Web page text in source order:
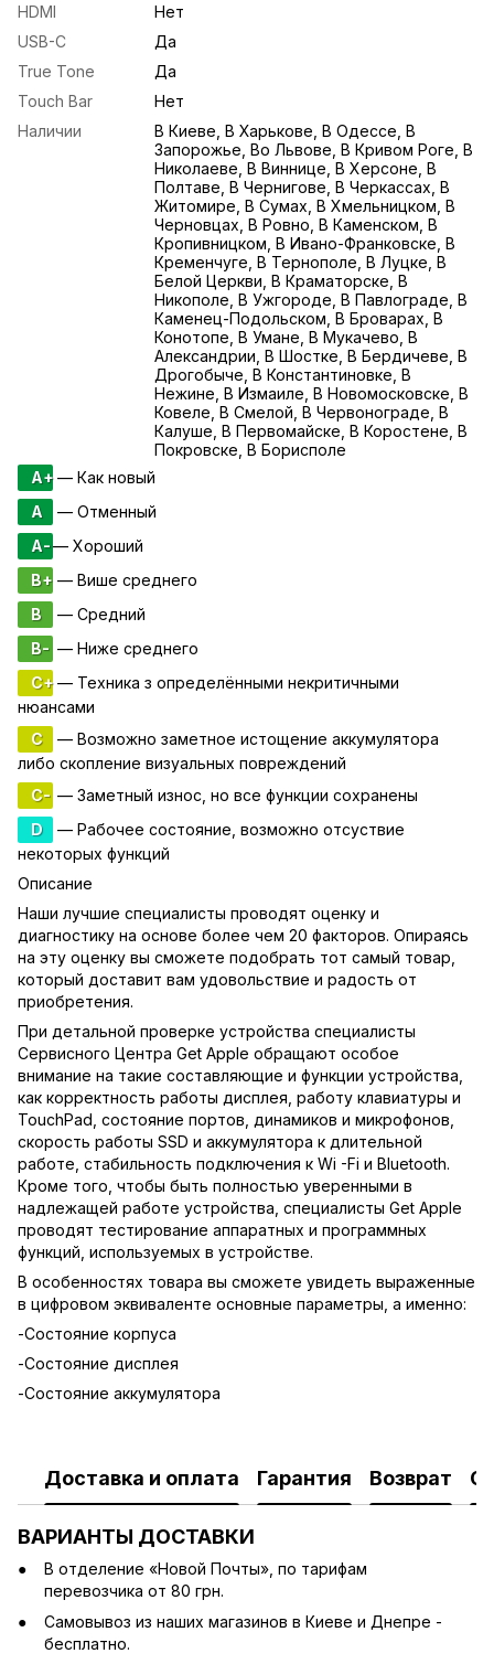
HDMI
Нет
USB-С
Да
True Tone
Да
Touch Bar
Нет
Наличии
В Киеве, В Харькове, В Одессе, В
Запорожье, Во Львове, В Кривом Роге, В
Николаеве, В Виннице, В Херсоне, В
Полтаве, В Чернигове, В Черкассах, В
Житомире, В Сумах, В Хмельницком, В
Черновцах, В Ровно, В Каменском, В
Кропивницком, В Ивано-Франковске, В
Кременчуге, В Тернополе, В Луцке, В
Белой Церкви, В Краматорске, В
Никополе, В Ужгороде, В Павлограде, В
Каменец-Подольском, В Броварах, В
Конотопе, В Умане, В Мукачево, В
Александрии, В Шостке, В Бердичеве, В
Дрогобыче, В Константиновке, В
Нежине, В Измаиле, В Новомосковске, В
Ковеле, В Смелой, В Червонограде, В
Калуше, В Первомайске, В Коростене, В
Покровске, В Борисполе
A+— Как новый
A
— Отменный
A-— Хороший
B+ — Више среднего
B
— Средний
B- — Ниже среднего
C+— Техника з определёнными некритичными
нюансами
C
— Возможно заметное истощение аккумулятора
либо скопление визуальных повреждений
C- — Заметный износ, но все функции сохранены
D
— Рабочее состояние, возможно отсуствие
некоторых функций
Описание
Наши лучшие специалисты проводят оценку и
диагностику на основе более чем 20 факторов. Опираясь
на эту оценку вы сможете подобрать тот самый товар,
который доставит вам удовольствие и радость от
приобретения.
При детальной проверке устройства специалисты
Сервисного Центра Get Apple обращают особое
внимание на такие составляющие и функции устройства,
как корректность работы дисплея, работу клавиатуры и
TouchPad, состояние портов, динамиков и микрофонов,
скорость работы SSD и аккумулятора к длительной
работе, стабильность подключения к Wi -Fi и Bluetooth.
Кроме того, чтобы быть полностью уверенными в
надлежащей работе устройства, специалисты Get Apple
проводят тестирование аппаратных и программных
функций, используемых в устройстве.
В особенностях товара вы сможете увидеть выраженные
в цифровом эквиваленте основные параметры, а именно:
-Состояние корпуса
-Состояние дисплея
-Состояние аккумулятора
Доставка и оплата Гарантия Возврат
ВАРИАНТЫ ДОСТАВКИ
В отделение «Новой Почты», по тарифам
перевозчика от 80 грн.
Cамовывоз из наших магазинов в Киеве и Днепре -
бесплатно.